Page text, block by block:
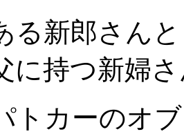
る新郎さんと
に持つ新婦
トカーのオ